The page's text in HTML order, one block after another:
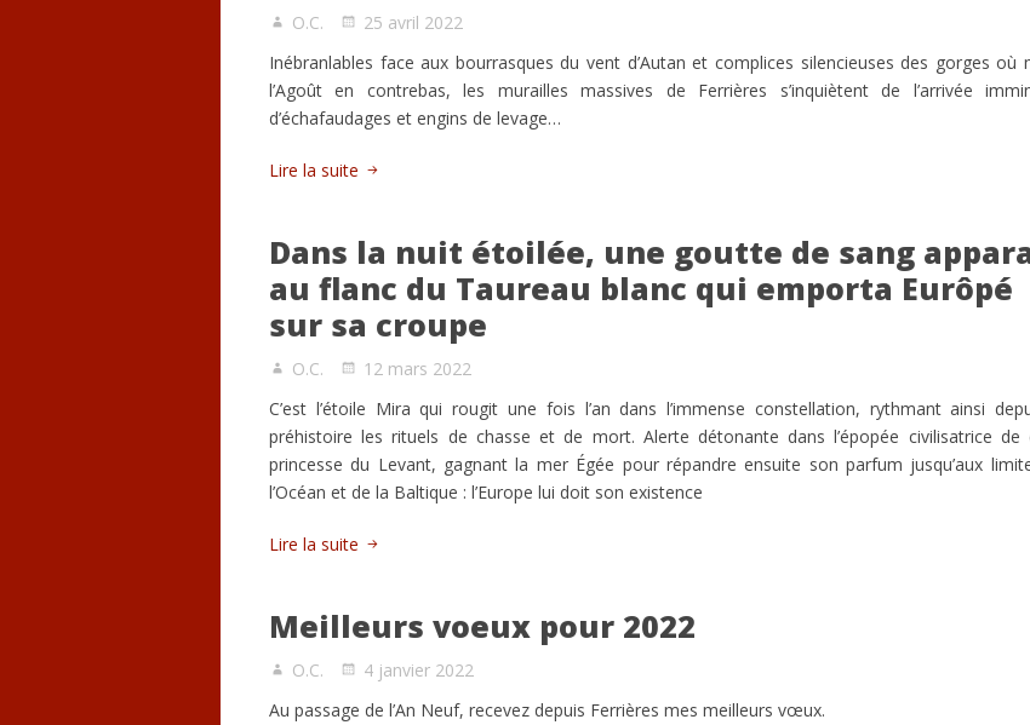
O.C.
25 avril 2022
Inébranlables face aux bourrasques du vent d’Autan et complices silencieuses des gorges où
l’Agoût en contrebas, les murailles massives de Ferrières s’inquiètent de l’arrivée
d’échafaudages et engins de levage…
Lire la suite
Dans la nuit étoilée, une goutte de sang
au flanc du Taureau blanc qui emporta Eurôpé
sur sa croupe
O.C.
12 mars 2022
C’est l’étoile Mira qui rougit une fois l’an dans l’immense constellation, rythmant ainsi
préhistoire les rituels de chasse et de mort. Alerte détonante dans l’épopée civilisatrice de
princesse du Levant, gagnant la mer Égée pour répandre ensuite son parfum jusqu’aux
l’Océan et de la Baltique : l’Europe lui doit son existence
Lire la suite
Meilleurs voeux pour 2022
O.C.
4 janvier 2022
Au passage de l’An Neuf, recevez depuis Ferrières mes meilleurs vœux.